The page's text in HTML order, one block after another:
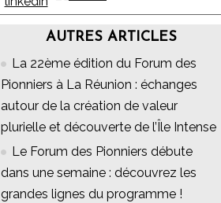
AUTRES ARTICLES
La 22ème édition du Forum des
Pionniers à La Réunion : échanges
autour de la création de valeur
plurielle et découverte de l’Île Intense
Le Forum des Pionniers débute
dans une semaine : découvrez les
grandes lignes du programme !